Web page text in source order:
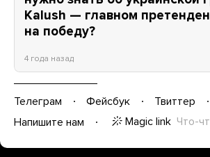
Kalush — главном
на победу?
4 года назад
Телеграм Фейсбук Твиттер
Напишите нам
Magic link Что-